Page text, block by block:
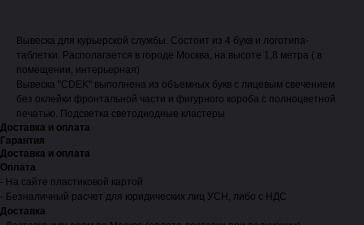
Вывеска для курьерской службы. Состоит из 4 букв и логотипа-
таблетки. Располагается в городе Москва, на высоте 1,8 метра ( в
помещении, интерьерная)
Вывеска "CDEK" выполнена из объемных букв с лицевым свечением
без оклейки фронтальной части и фигурного короба с полноцветной
печатью. Подсветка светодиодные кластеры
Доставка и оплата
Гарантия
Доставка и оплата
Оплата
- На сайте пластиковой картой
- Безналичный расчет для юридических лиц УСН, либо с НДС
Доставка